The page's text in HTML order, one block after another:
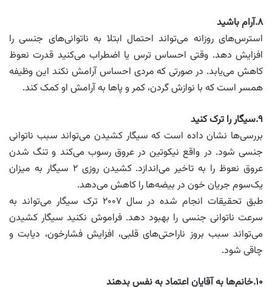
۸.آرام باشید
استرس‌های روزانه می‌تواند احتمال ابتلا به ناتوانی‌های جنسی را
افزایش دهد. وقتی احساس ترس یا اضطراب می‌کنید قدرت نعوظ
کاهش می‌یابد. در صورتی که مردی احساس آرامش نکند این وظیفه
همسر است که با نوازش گردن، کمر و پاها به آرامش او کمک کند.
۹.سیگار را ترک کنید
بررسی‌ها نشان داده است که سیگار کشیدن می‌تواند سبب ناتوانی
جنسی شود. در واقع نیکوتین در عروق رسوب می‌کند و تنگ شدن
عروق نعوظ را به تاخیر می‌اندازد. کشیدن روزی ۲ سیگار به میزان
یک‌سوم جریان خون در بیضه‌ها را کاهش می‌دهد.
طبق تحقیقات انجام شده در سال ۲۰۰۷ ترک سیگار می‌تواند به
سرعت ناتوانی جنسی را بهبود دهد. فراموش نکنید سیگار کشیدن
می‌تواند سبب بروز ناراحتی‌های قلبی، افزایش فشارخون، دیابت و
چاقی شود.
۱۰.خانم‌ها به آقایان اعتماد به نفس بدهند